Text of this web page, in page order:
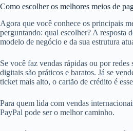
Como escolher os melhores meios de
Agora que você conhece os principais
perguntando: qual escolher? A resposta
modelo de negócio e da sua estrutura
Se você faz vendas rápidas ou por
digitais são práticos e baratos. Já se
ticket mais alto, o cartão de crédito é
Para quem lida com vendas
PayPal pode ser o melhor caminho.